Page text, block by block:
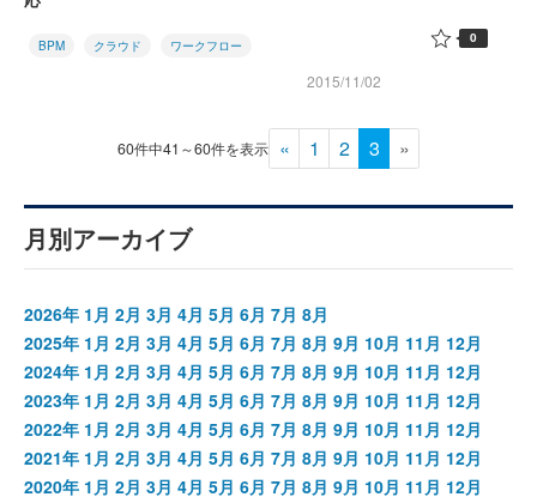
BPM クラウド ワークフロー
2015/11/02
0
60件中41～60件を表示 « 1 2 3 »
月別アーカイブ
2026年 1月 2月 3月 4月 5月 6月 7月 8月
2025年 1月 2月 3月 4月 5月 6月 7月 8月 9月 10月 11月 12月
2024年 1月 2月 3月 4月 5月 6月 7月 8月 9月 10月 11月 12月
2023年 1月 2月 3月 4月 5月 6月 7月 8月 9月 10月 11月 12月
2022年 1月 2月 3月 4月 5月 6月 7月 8月 9月 10月 11月 12月
2021年 1月 2月 3月 4月 5月 6月 7月 8月 9月 10月 11月 12月
2020年 1月 2月 3月 4月 5月 6月 7月 8月 9月 10月 11月 12月